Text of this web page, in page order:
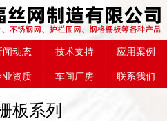
闻动态 技术支持 应用案例
业资质 车间厂房 联系我们
板系列